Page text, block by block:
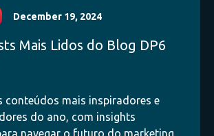
December 19, 2024
Mais Lidos do Blog DP6
conteúdos mais inspiradores e
do ano, com insights
navegar o futuro do marketing,